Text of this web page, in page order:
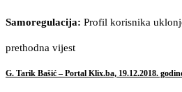
Samoregulacija: Profil korisnika
prethodna vijest
G. Tarik Bašić – Portal Klix.ba, 19.12.2018.